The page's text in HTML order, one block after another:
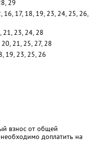
29
16, 17, 18, 19, 23, 24, 25, 26,
21, 23, 24, 28
21, 25, 27, 28
19, 23, 25, 26
взнос от общей
доплатить на